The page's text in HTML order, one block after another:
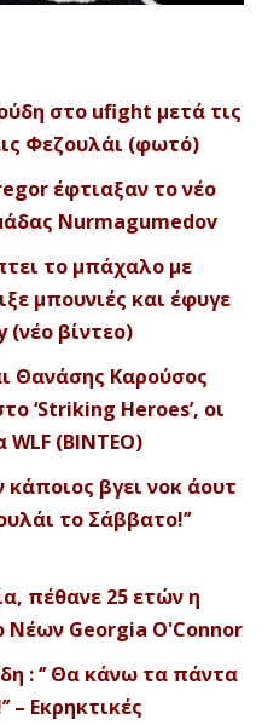
στο ufight μετά τις
Φεζουλάι (φωτό)
έφτιαξαν το νέο
Nurmagumedov
το μπάχαλο με
μπουνιές και έφυγε
βίντεο)
Θανάσης Καρούσος
‘Striking Heroes’, οι
WLF (ΒΙΝΤΕΟ)
κάποιος βγει νοκ άουτ
το Σάββατο!’’
πέθανε 25 ετών η
Νέων Georgia O'Connor
: ‘’ Θα κάνω τα πάντα
– Εκρηκτικές